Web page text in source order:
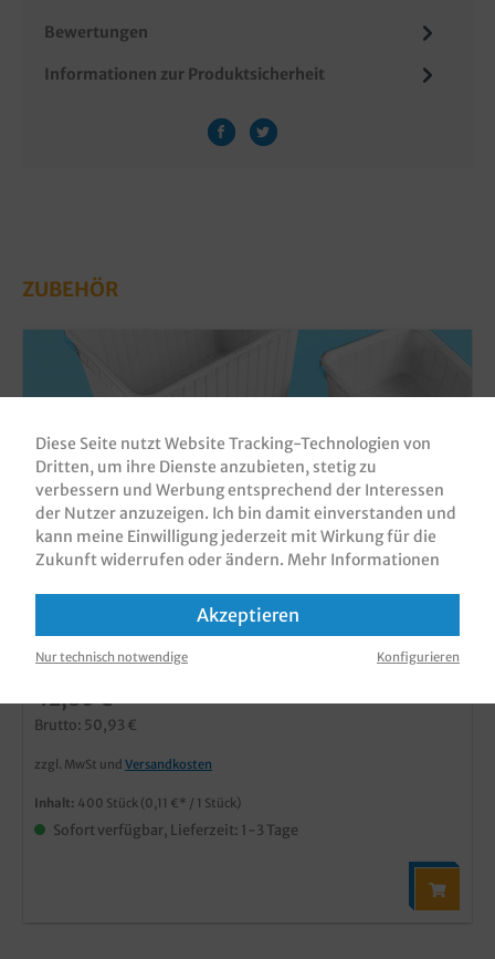
Bewertungen
Informationen zur Produktsicherheit
ZUBEHÖR
Deckel klar für Verpackungsbecher Eurobox
185x135mm 400St.
Produktnummer:VBED5010
42,80 €*
Brutto: 50,93 €
zzgl. MwSt und Versandkosten
Inhalt: 400 Stück (0,11 €* / 1 Stück)
Sofort verfügbar, Lieferzeit: 1-3 Tage
Diese Seite nutzt Website Tracking-Technologien von
Dritten, um ihre Dienste anzubieten, stetig zu
verbessern und Werbung entsprechend der Interessen
der Nutzer anzuzeigen. Ich bin damit einverstanden und
kann meine Einwilligung jederzeit mit Wirkung für die
Zukunft widerrufen oder ändern. Mehr Informationen
Akzeptieren
Nur technisch notwendige Konfigurieren